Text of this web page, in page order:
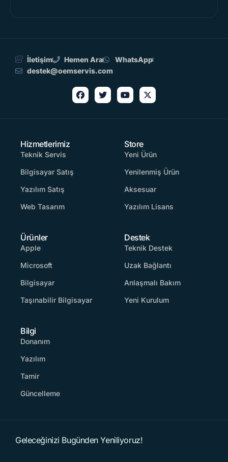
İletişim Hemen Ara
WhatsApp
destek@oemservis.com
Hizmetlerimiz
Teknik Servis
Bilgisayar Satış
Yazılım Satış
Web Tasarım
Store
Yeni Ürün
Yenilenmiş Ürün
Aksesuar
Yazılım Lisans
Ürünler
Apple
Microsoft
Bilgisayar
Taşınabilir Bilgisayar
Destek
Teknik Destek
Uzak Bağlantı
Anlaşmalı Bakım
Yeni Kurulum
Bilgi
Donanım
Yazılım
Tamir
Güncelleme
Geleceğinizi Bugünden Yeniliyoruz!